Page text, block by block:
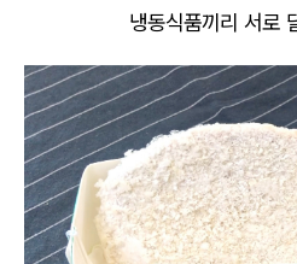
냉동식품끼리 서로